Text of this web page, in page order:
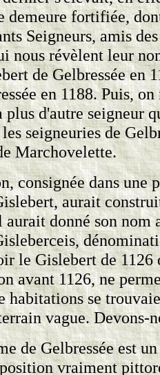
demeure fortifiée,
Seigneurs, amis
nous révèlent leur
de Gelbressée en
en 1188. Puis,
d'autre seigneur
seigneuries de
Marchovelette.
consignée dans une
aurait
donné son
le Gislebert de 1126
avant 1126, ne
habitations se
vague.
de Gelbressée est
vraiment